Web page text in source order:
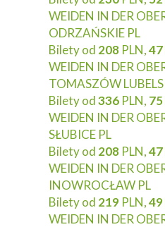
WEIDEN IN DER
ODRZAŃSKIE PL
Bilety od 208 PLN,47
WEIDEN IN DER
TOMASZÓW
Bilety od336 PLN, 75
WEIDEN IN DER
SŁUBICE PL
Bilety od 208 PLN,47
WEIDEN IN DER
INOWROCŁAW PL
Bilety od 219 PLN,49
WEIDEN IN DER